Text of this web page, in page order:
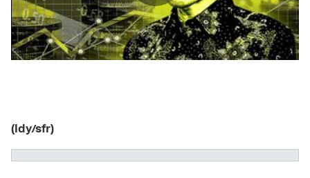
(ldy/sfr)